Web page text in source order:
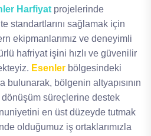
Harfiyat projelerinde
standartlarını sağlamak için
ekipmanlarımız ve deneyimli
hafriyat işini hızlı ve güvenilir
Esenler bölgesindeki
bulunarak, bölgenin altyapısının
süreçlerine destek
en üst düzeyde tutmak
olduğumuz iş ortaklarımızla